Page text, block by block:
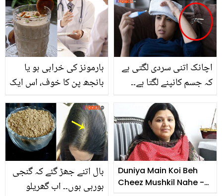
کا مرض کیا ہے اور یہ کن
بیماریوں میں مبتلا کرسکتا
ہے؟ جانیئے خاتون کی
کہانی
ہے مگر یہاں ایسا نہیں ۔۔
جانیں ہر چیز بھول کر ان
لڑکیوں نے بڑی عمر کے
آدمیوں سے شادیاں کیوں
کیں؟
ہارمونز کی خرابی ہو یا
بانجھ پن کا خوف، اس ایک
کر کھانے کا جادو دیکھیں
اچانک اتنی سردی لگتی ہے
کہ جسم کانپنے لگتا ہے۔۔
کرنے کیلیئے ماہرین کون
سے گھریلو علاج بتاتے ہیں؟
جو مہنگی دواؤں کا خرچہ
بچائیں
بال اتنے جھڑ گئے کہ گنجی
ہورہی ہوں۔۔ اب گھریلو
Duniya Main Koi Beh
Cheez Mushkil Nahe -